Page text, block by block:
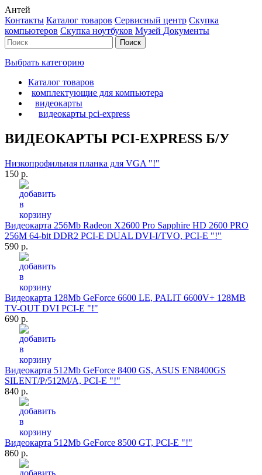
Антей
Контакты Каталог товаров Сервисный центр Cкупка
компьютеров Cкупка ноутбуков Музей Документы
Выбрать категорию
Каталог товаров
комплектующие для компьютера
видеокарты
видеокарты pci-express
ВИДЕОКАРТЫ PCI-EXPRESS Б/У
Низкопрофильная планка для VGA "!"
150 р.
Видеокарта 256Mb Radeon X2600 Pro Sapphire HD 2600 PRO
256M 64-bit DDR2 PCI-E DUAL DVI-I/TVO, PCI-E "!"
590 р.
Видеокарта 128Mb GeForce 6600 LE, PALIT 6600V+ 128MB
TV-OUT DVI PCI-E "!"
690 р.
Видеокарта 512Mb GeForce 8400 GS, ASUS EN8400GS
SILENT/P/512M/A, PCI-E "!"
840 р.
Видеокарта 512Mb GeForce 8500 GT, PCI-E "!"
860 р.